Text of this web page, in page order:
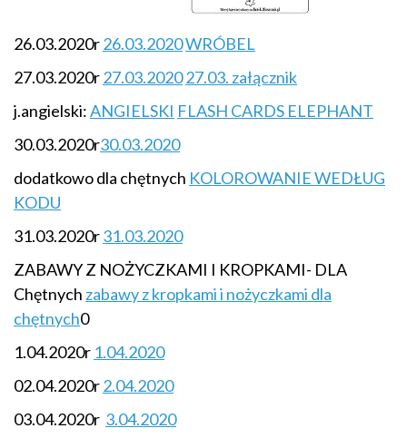
26.03.2020r26.03.2020WRÓBEL
27.03.2020r27.03.202027.03. załącznik
j.angielski:ANGIELSKI FLASH CARDS ELEPHANT
30.03.2020r30.03.2020
dodatkowo dla chętnych KOLOROWANIE WEDŁUG
KODU
31.03.2020r31.03.2020
ZABAWY Z NOŻYCZKAMI I KROPKAMI- DLA
Chętnych zabawy z kropkami i nożyczkami dla
chętnych0
1.04.2020r 1.04.2020
02.04.2020r2.04.2020
03.04.2020r 3.04.2020